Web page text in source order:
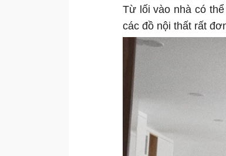
Từ lối vào nhà có
các đồ nội thất rất